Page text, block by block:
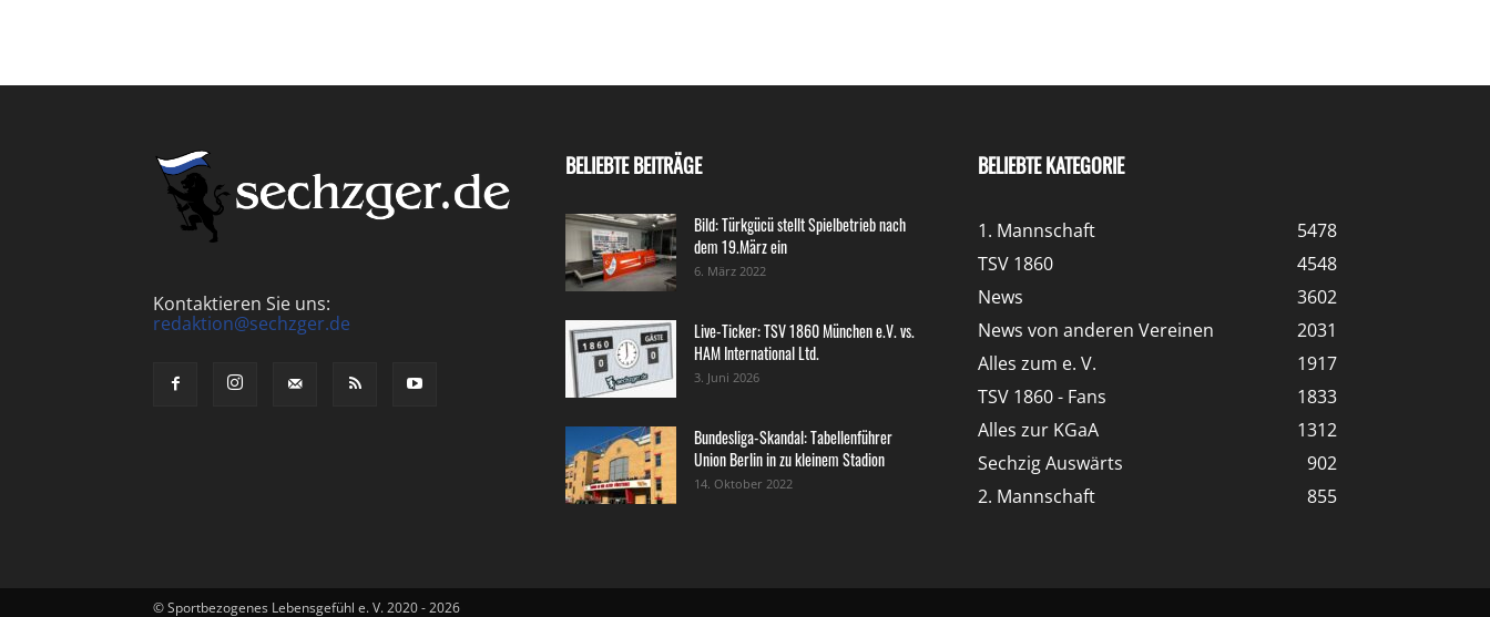
Kontaktieren Sie uns:
redaktion@sechzger.de
BELIEBTE BEITRÄGE
Bild: Türkgücü stellt Spielbetrieb nach
dem 19.März ein
6. März 2022
Live-Ticker: TSV 1860 München e.V. vs.
HAM International Ltd.
3. Juni 2026
Bundesliga-Skandal: Tabellenführer
Union Berlin in zu kleinem Stadion
14. Oktober 2022
BELIEBTE KATEGORIE
1. Mannschaft
5478
TSV 1860
4548
News
3602
News von anderen Vereinen
2031
Alles zum e. V.
1917
TSV 1860 - Fans
1833
Alles zur KGaA
1312
Sechzig Auswärts
902
2. Mannschaft
855
© Sportbezogenes Lebensgefühl e. V. 2020 - 2026